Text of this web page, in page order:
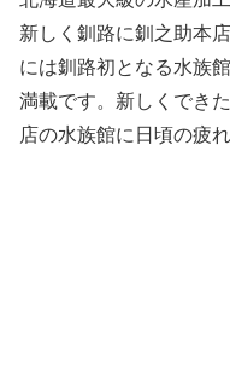
新しく釧路に釧之助本
には釧路初となる水族
満載です。新しくでき
店の水族館に日頃の疲